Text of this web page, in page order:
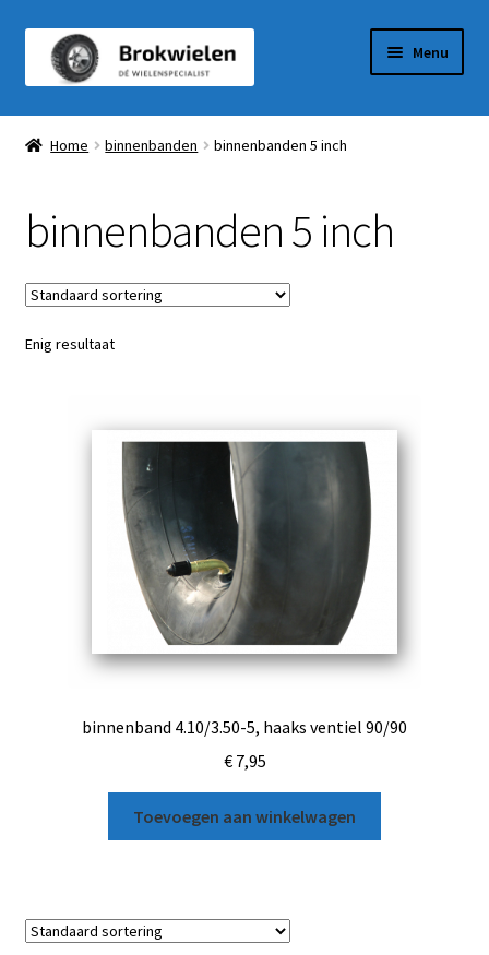
door
navigatie
naar
inhoud
Menu
Winkel
Afrekenen
Mijn Account
Home binnenbanden binnenbanden 5 inch
binnenbanden 5 inch
Enig resultaat
binnenband 4.10/3.50-5, haaks ventiel 90/90
€7,95
Toevoegen aan winkelwagen